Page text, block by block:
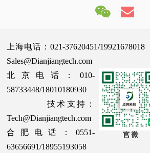
上海电话：021-37620451/
Sales@Dianjiangtech.com
北京电话：010-
58733448/18010180930
技术支持：
Tech@Dianjiangtech.com
合肥电话：0551-
63656691/18955193058